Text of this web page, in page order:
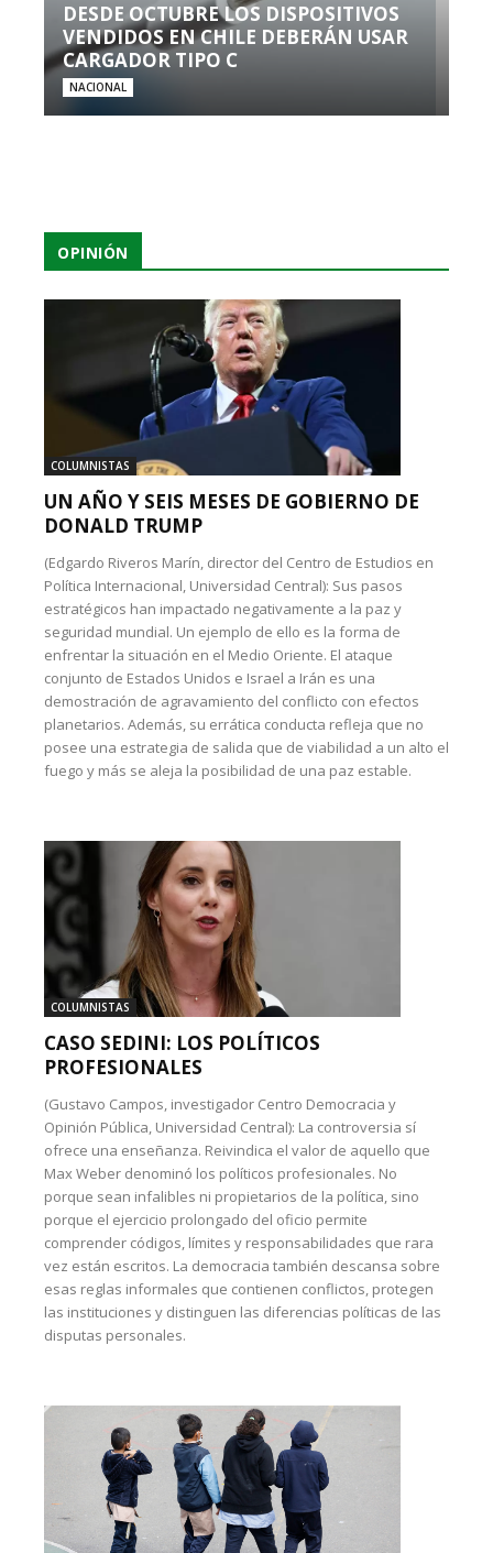
DESDE OCTUBRE LOS DISPOSITIVOS
VENDIDOS EN CHILE DEBERÁN USAR
CARGADOR TIPO C
NACIONAL
OPINIÓN
COLUMNISTAS
UN AÑO Y SEIS MESES DE GOBIERNO DE
DONALD TRUMP
(Edgardo Riveros Marín, director del Centro de Estudios en
Política Internacional, Universidad Central): Sus pasos
estratégicos han impactado negativamente a la paz y
seguridad mundial. Un ejemplo de ello es la forma de
enfrentar la situación en el Medio Oriente. El ataque
conjunto de Estados Unidos e Israel a Irán es una
demostración de agravamiento del conflicto con efectos
planetarios. Además, su errática conducta refleja que no
posee una estrategia de salida que de viabilidad a un alto el
fuego y más se aleja la posibilidad de una paz estable.
COLUMNISTAS
CASO SEDINI: LOS POLÍTICOS
PROFESIONALES
(Gustavo Campos, investigador Centro Democracia y
Opinión Pública, Universidad Central): La controversia sí
ofrece una enseñanza. Reivindica el valor de aquello que
Max Weber denominó los políticos profesionales. No
porque sean infalibles ni propietarios de la política, sino
porque el ejercicio prolongado del oficio permite
comprender códigos, límites y responsabilidades que rara
vez están escritos. La democracia también descansa sobre
esas reglas informales que contienen conflictos, protegen
las instituciones y distinguen las diferencias políticas de las
disputas personales.